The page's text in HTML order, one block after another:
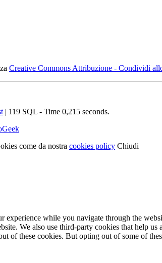
Creative Commons Attribuzione - Condividi
| 119 SQL - Time 0,215 seconds.
come da nostra cookies policy Chiudi
while you navigate through the
We also use third-party cookies that help
of these cookies. But opting out of some of